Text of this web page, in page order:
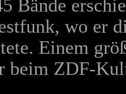
Bände
wo er
Einem
ZDF-